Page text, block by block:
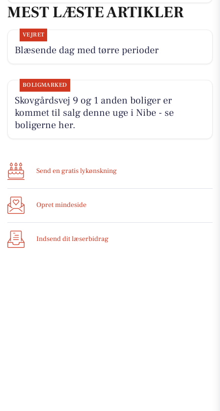
MEST LÆSTE ARTIKLER
VEJRET
Blæsende dag med tørre perioder
BOLIGMARKED
Skovgårdsvej 9 og 1 anden boliger er
kommet til salg denne uge i Nibe - se
boligerne her.
Send en gratis lykønskning
Opret mindeside
Indsend dit læserbidrag